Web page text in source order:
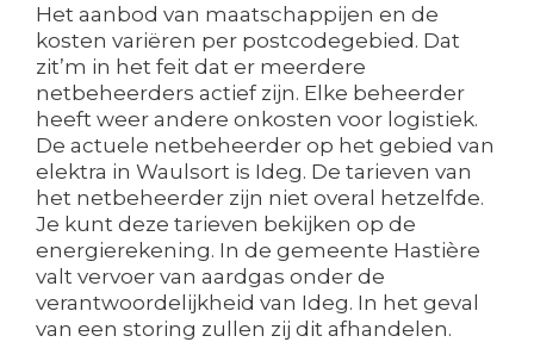
Het aanbod van maatschappijen en de
kosten variëren per postcodegebied. Dat
zit’m in het feit dat er meerdere
netbeheerders actief zijn. Elke beheerder
heeft weer andere onkosten voor logistiek.
De actuele netbeheerder op het gebied van
elektra in Waulsort is Ideg. De tarieven van
het netbeheerder zijn niet overal hetzelfde.
Je kunt deze tarieven bekijken op de
energierekening. In de gemeente Hastière
valt vervoer van aardgas onder de
verantwoordelijkheid van Ideg. In het geval
van een storing zullen zij dit afhandelen.